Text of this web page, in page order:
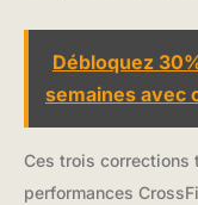
Débloquez
semaines avec
Ces trois corrections
performances